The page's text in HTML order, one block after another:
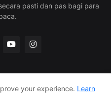
pasti dan pas bagi para
Policy
Disclaimer
your experience. Learn